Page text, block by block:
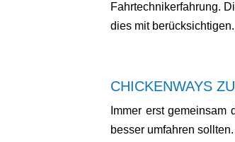
Fahrtechnikerfahrung.
dies mit berücksichtigen.
CHICKENWAYS
Immer erst
besser umfahren sollten.